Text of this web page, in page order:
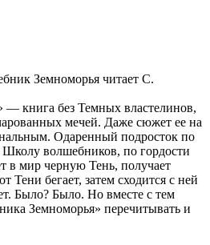
книга без Темных властелинов,
мечей. Даже сюжет ее на
Одаренный подросток по
Школу волшебников, по гордости
в мир черную Тень, получает
Тени бегает, затем сходится с ней
Было? Было. Но вместе с тем
Земноморья» перечитывать и